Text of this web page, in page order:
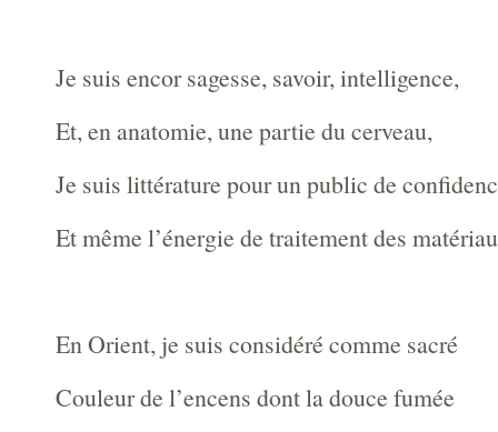
Je suis encor sagesse, savoir, intelligence,
Et, en anatomie, une partie du cerveau,
Je suis littérature pour un public de
Et même l’énergie de traitement des
En Orient, je suis considéré comme sacré
Couleur de l’encens dont la douce fumée